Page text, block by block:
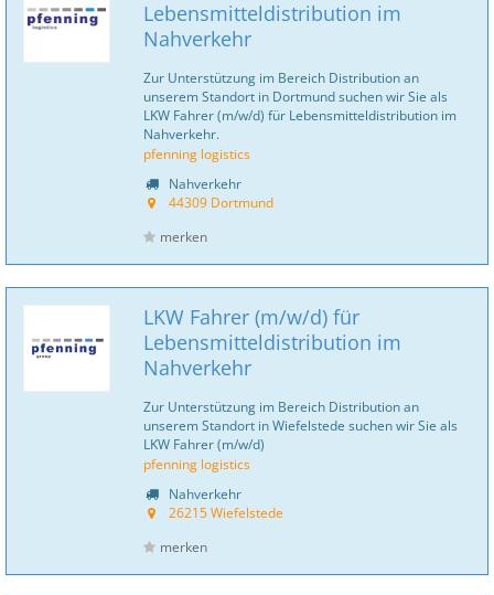
Lebensmitteldistribution im
Nahverkehr
Zur Unterstützung im Bereich Distribution an
unserem Standort in Dortmund suchen wir Sie als
LKW Fahrer (m/w/d) für Lebensmitteldistribution im
Nahverkehr.
pfenning logistics
Nahverkehr
44309 Dortmund
merken
LKW Fahrer (m/w/d) für
Lebensmitteldistribution im
Nahverkehr
Zur Unterstützung im Bereich Distribution an
unserem Standort in Wiefelstede suchen wir Sie als
LKW Fahrer (m/w/d)
pfenning logistics
Nahverkehr
26215 Wiefelstede
merken